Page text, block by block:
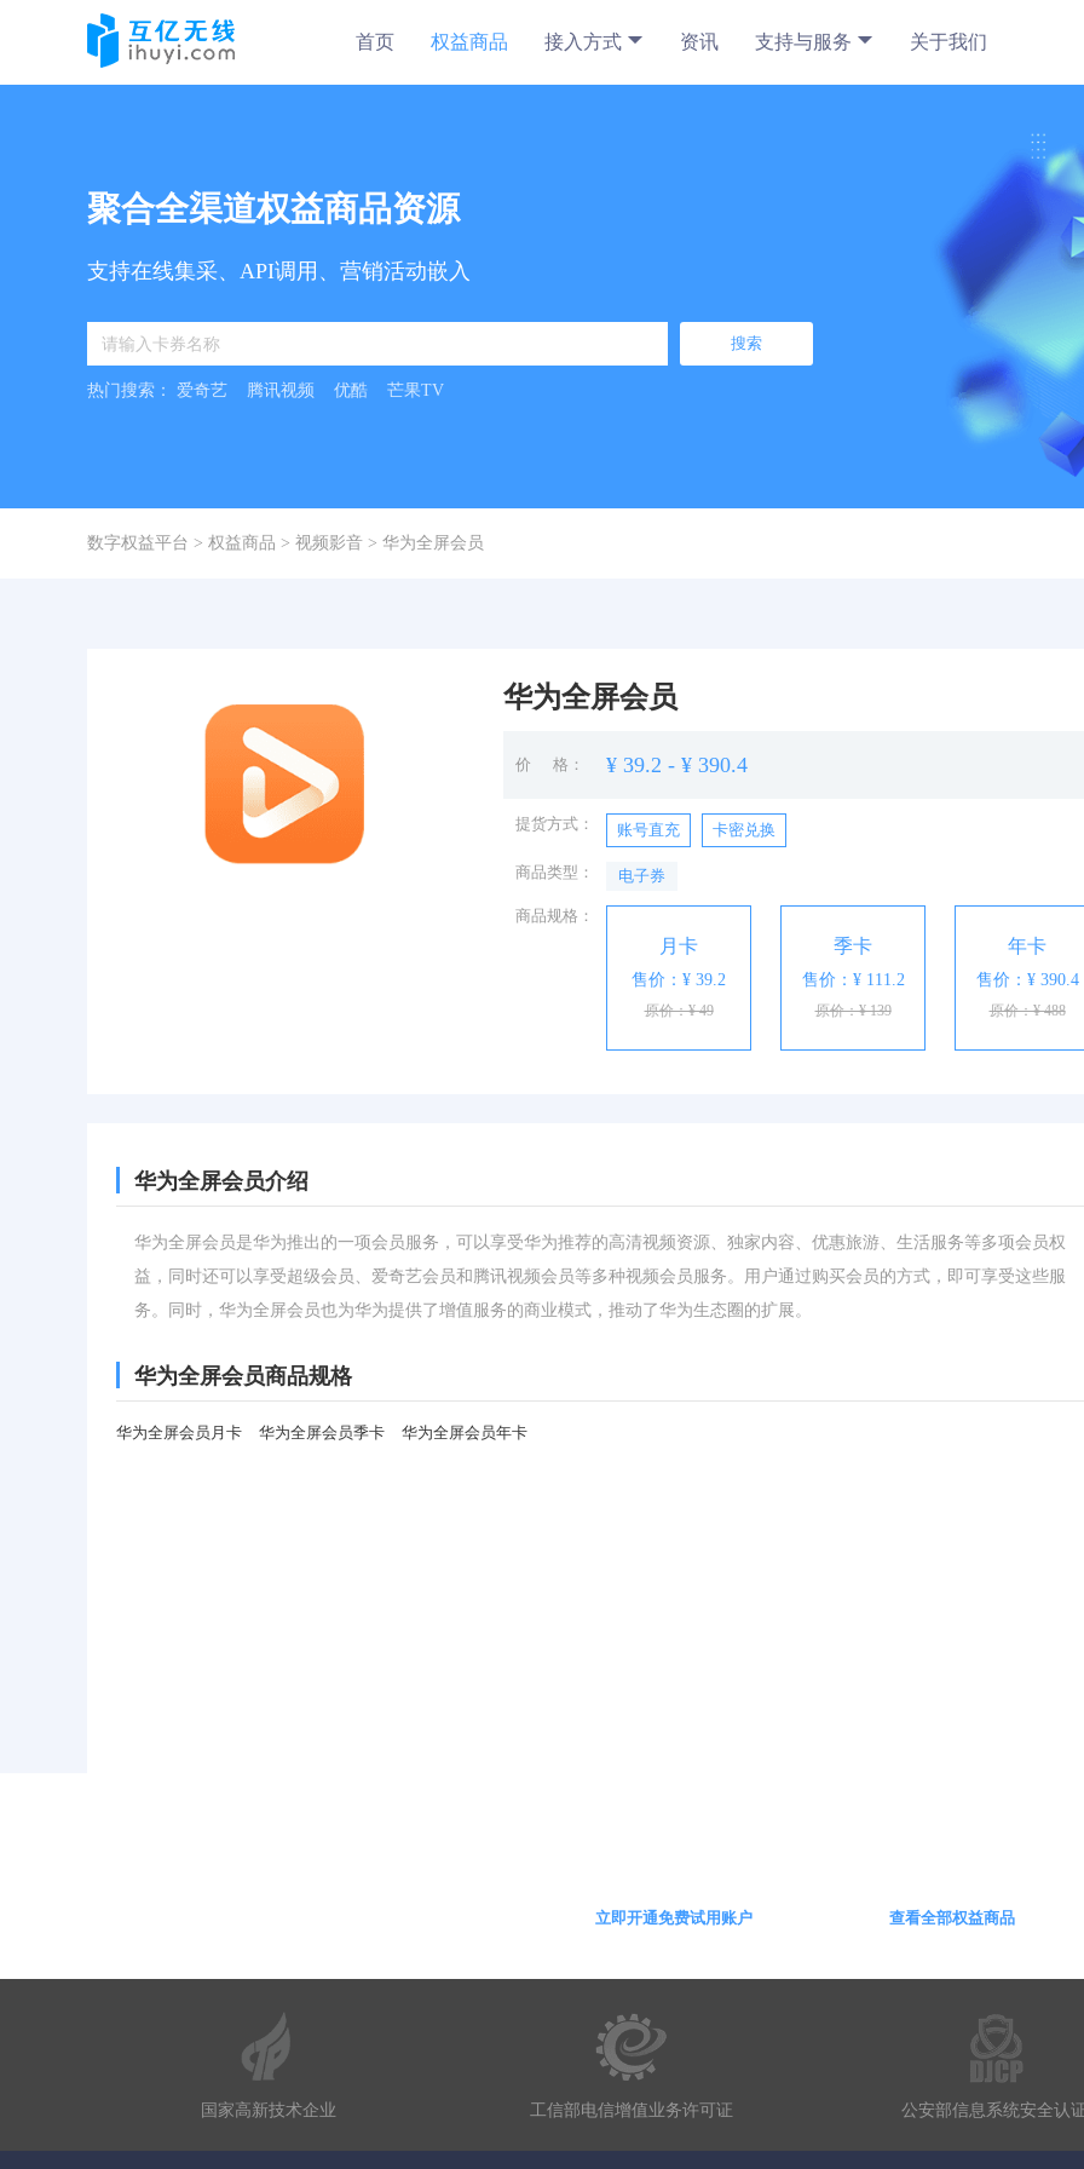
首页 权益商品 接入方式 资讯 支持与服务 关于我们
聚合全渠道权益商品资源
支持在线集采、API调用、营销活动嵌入
搜索
热门搜索： 爱奇艺 腾讯视频 优酷 芒果TV
数字权益平台 > 权益商品 > 视频影音 > 华为全屏会员
华为全屏会员
价 格： ¥ 39.2 - ¥ 390.4
提货方式： 账号直充 卡密兑换
商品类型： 电子券
商品规格：
月卡
售价：¥ 39.2
原价：¥ 49
季卡
售价：¥ 111.2
原价：¥ 139
年卡
售价：¥ 390.4
原价：¥ 488
华为全屏会员介绍
华为全屏会员是华为推出的一项会员服务，可以享受华为推荐的高清视频资源、独家内容、优惠旅游、生活服务等多项会员权
益，同时还可以享受超级会员、爱奇艺会员和腾讯视频会员等多种视频会员服务。用户通过购买会员的方式，即可享受这些服
务。同时，华为全屏会员也为华为提供了增值服务的商业模式，推动了华为生态圈的扩展。
华为全屏会员商品规格
华为全屏会员月卡 华为全屏会员季卡 华为全屏会员年卡
立即开通免费试用账户 查看全部权益商品
国家高新技术企业 工信部电信增值业务许可证 公安部信息系统安全认